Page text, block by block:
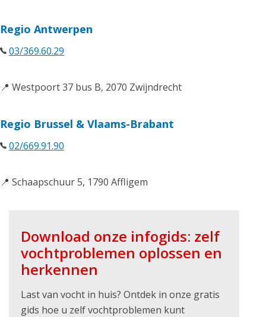
Regio Antwerpen
03/369.60.29
📍 Westpoort 37 bus B, 2070 Zwijndrecht
Regio Brussel & Vlaams-Brabant
02/669.91.90
📍 Schaapschuur 5, 1790 Affligem
Download onze infogids: zelf
vochtproblemen oplossen en
herkennen
Last van vocht in huis? Ontdek in onze gratis
gids hoe u zelf vochtproblemen kunt